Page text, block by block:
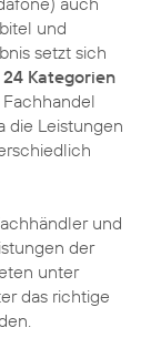
und
setzt sich
Kategorien
die Leistungen
und
der
unter
das richtige